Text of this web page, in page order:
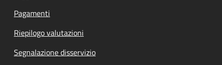
Pagamenti
Riepilogo valutazioni
Segnalazione disservizio